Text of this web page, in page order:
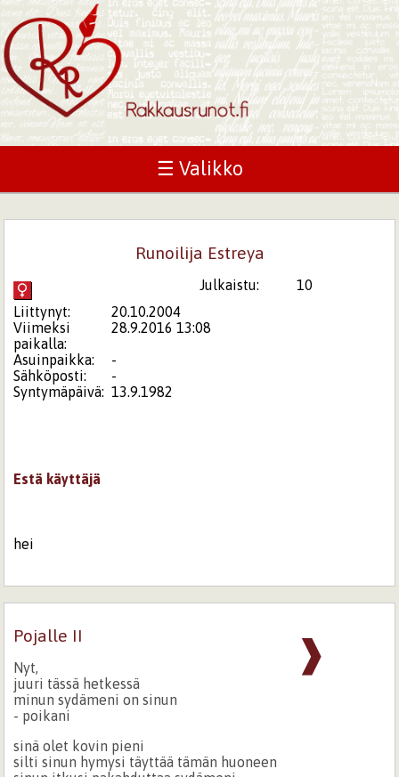
☰ Valikko
Runoilija Estreya
Julkaistu:
10
Liittynyt:
20.10.2004
Viimeksi
paikalla:
28.9.2016 13:08
Asuinpaikka:
-
Sähköposti:
-
Syntymäpäivä: 13.9.1982
Estä käyttäjä
hei
❱
Pojalle II
Nyt,
juuri tässä hetkessä
minun sydämeni on sinun
- poikani
sinä olet kovin pieni
silti sinun hymysi täyttää tämän huoneen